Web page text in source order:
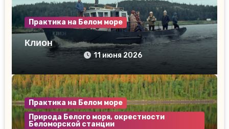
Практика на Белом море
Клион
11 июня 2026
Практика на Белом море
Природа Белого моря, окрестности
Беломорской станции